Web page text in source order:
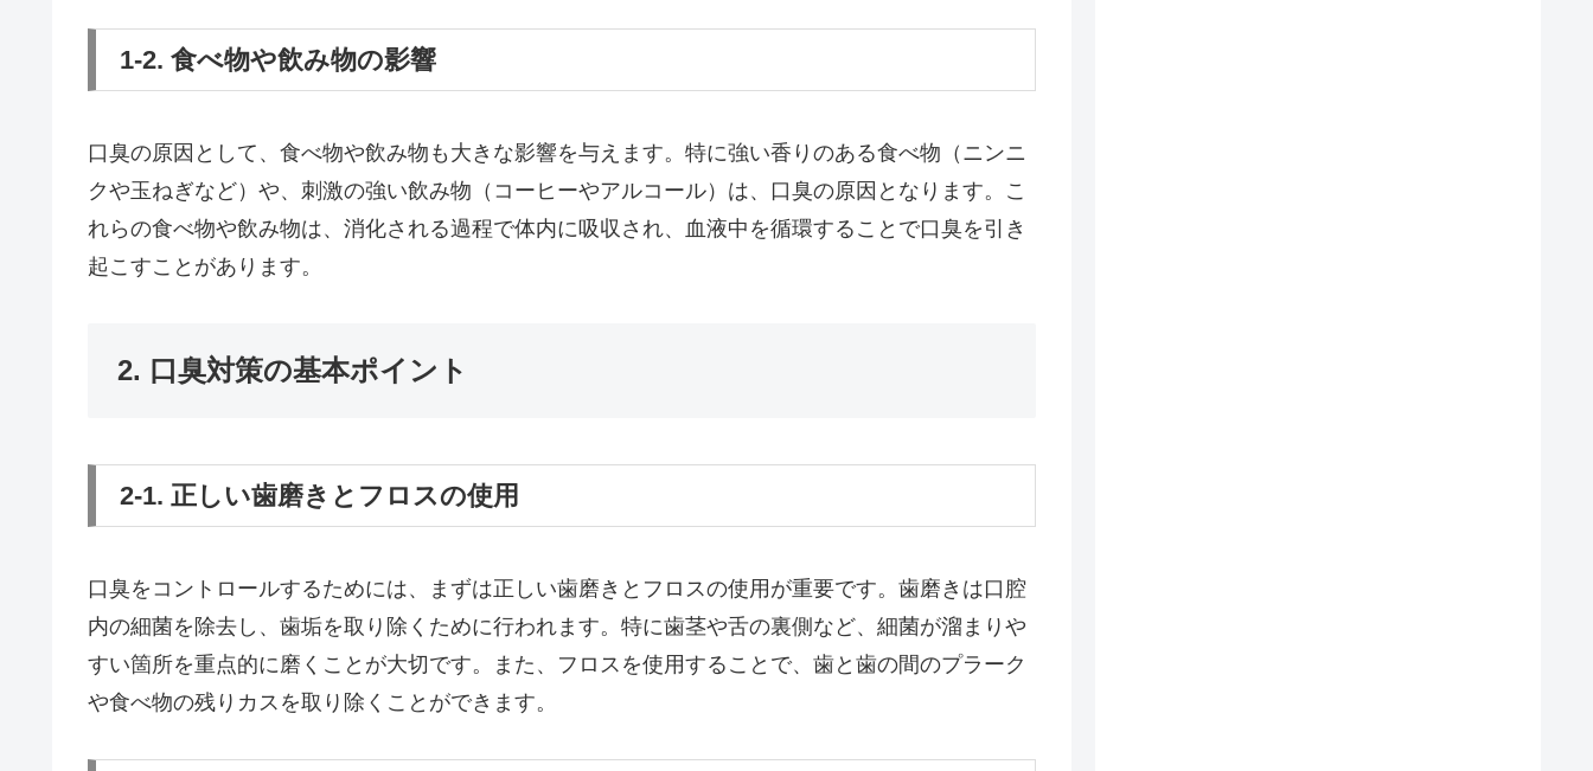
1-2. 食べ物や飲み物の影響
口臭の原因として、食べ物や飲み物も大きな影響を与えます。特に強い香りのある食べ物（ニンニ
クや玉ねぎなど）や、刺激の強い飲み物（コーヒーやアルコール）は、口臭の原因となります。こ
れらの食べ物や飲み物は、消化される過程で体内に吸収され、血液中を循環することで口臭を引き
起こすことがあります。
2. 口臭対策の基本ポイント
2-1. 正しい歯磨きとフロスの使用
口臭をコントロールするためには、まずは正しい歯磨きとフロスの使用が重要です。歯磨きは口腔
内の細菌を除去し、歯垢を取り除くために行われます。特に歯茎や舌の裏側など、細菌が溜まりや
すい箇所を重点的に磨くことが大切です。また、フロスを使用することで、歯と歯の間のプラーク
や食べ物の残りカスを取り除くことができます。